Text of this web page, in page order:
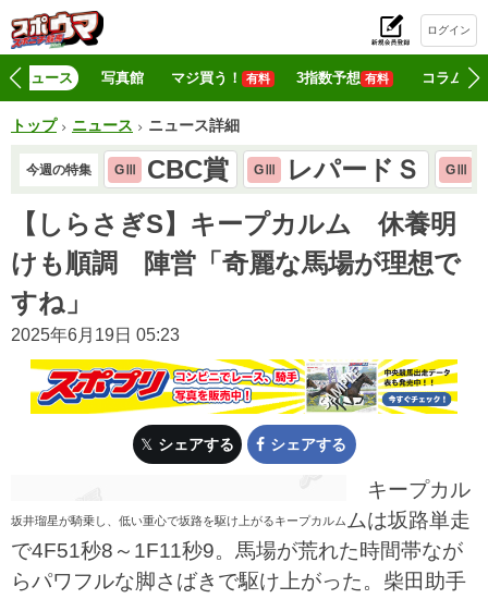
ログイン
ニュース 写真館 マジ買う！ 有料 3指数予想 有料 コラム
トップ ニュース ニュース詳細
今週の特集 GⅢ CBC賞 GⅢ レパードＳ GⅢ
【しらさぎS】キープカルム 休養明
けも順調 陣営「奇麗な馬場が理想で
すね」
2025年6月19日 05:23
シェアする シェアする
坂井瑠星が騎乗し、低い重心で坂路を駆け上がるキープカルム
キープカル
ムは坂路単走
で4F51秒8～1F11秒9。馬場が荒れた時間帯なが
らパワフルな脚さばきで駆け上がった。柴田助手